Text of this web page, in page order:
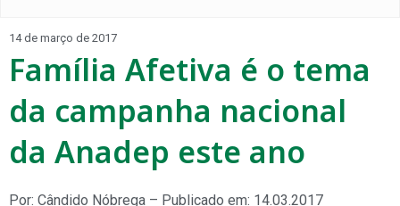
14 de março de 2017
Família Afetiva é o tema
da campanha nacional
da Anadep este ano
Por: Cândido Nóbrega – Publicado em: 14.03.2017